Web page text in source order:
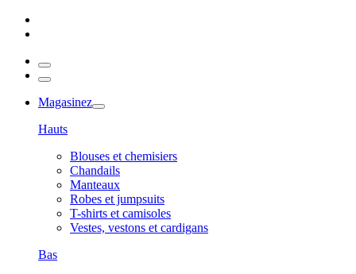
Magasinez
Hauts
Blouses et chemisiers
Chandails
Manteaux
Robes et jumpsuits
T-shirts et camisoles
Vestes, vestons et cardigans
Bas